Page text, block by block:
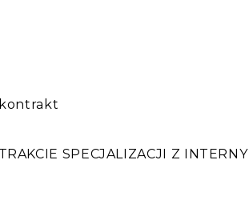
SPECJALIZACJI Z INTERNY